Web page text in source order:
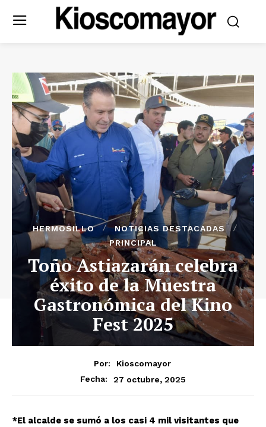
HERMOSILLO
NOTICIAS DESTACADAS
PRINCIPAL
Toño Astiazarán celebra
éxito de la Muestra
Gastronómica del Kino
Fest 2025
Por:
Kioscomayor
Fecha:
27 octubre, 2025
*El alcalde se sumó a los casi 4 mil visitantes que